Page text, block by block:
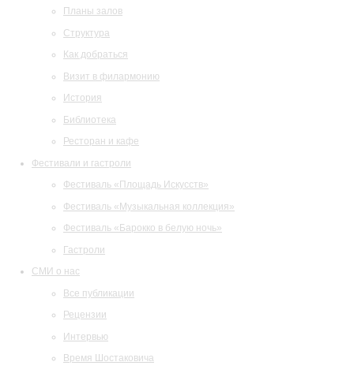
Планы залов
Структура
Как добраться
Визит в филармонию
История
Библиотека
Ресторан и кафе
Фестивали и гастроли
Фестиваль «Площадь Искусств»
Фестиваль «Музыкальная коллекция»
Фестиваль «Барокко в белую ночь»
Гастроли
СМИ о нас
Все публикации
Рецензии
Интервью
Время Шостаковича